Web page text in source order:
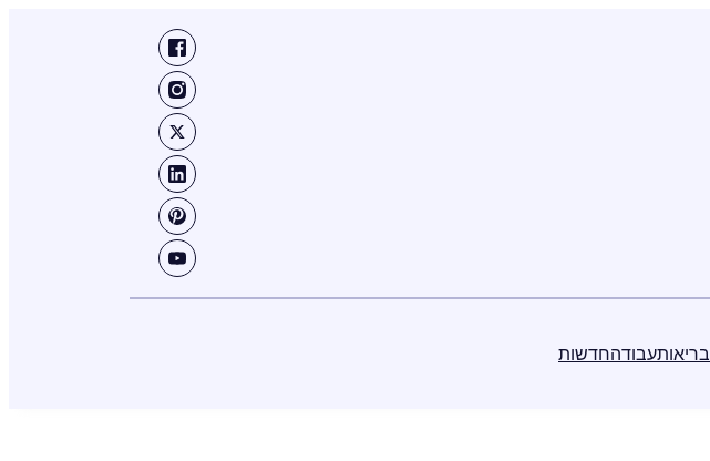
בריאותעבודהחדשות